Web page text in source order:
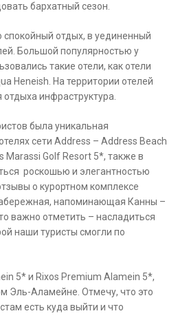
бархатный сезон.
отдых, в уединенный
Большой популярностью у
такие отели, как отели
Heneish. На территории отелей
инфраструктура.
была уникальная
сети Address – Address Beach
Marassi Golf Resort 5*, также в
роскошью и элегантностью
о курортном комплексе
напоминающая Канны –
важно отметить – насладиться
наши туристы смогли по
5* и Rixos Premium Alamein 5*,
Эль-Аламейне. Отмечу, что это
есть куда выйти и что